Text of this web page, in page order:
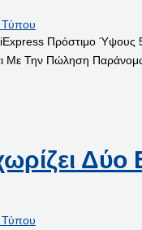
Τύπου
Πρόστιμο Ύψους
Με Την Πώληση
Δύο
Τύπου